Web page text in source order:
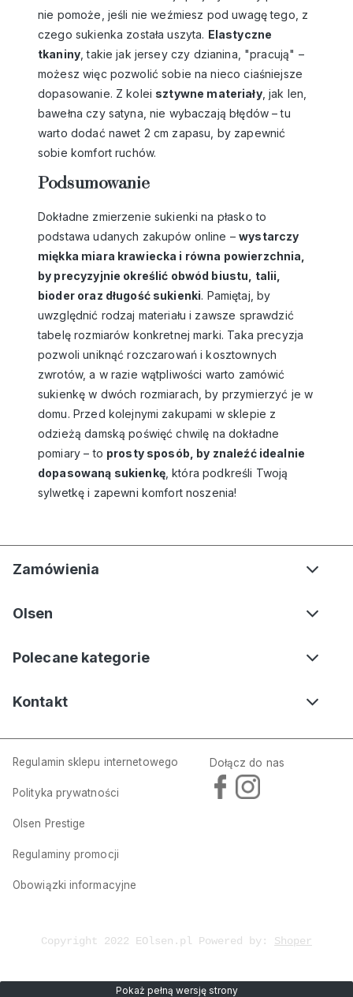
nie pomoże, jeśli nie weźmiesz pod uwagę tego, z
czego sukienka została uszyta. Elastyczne
tkaniny , takie jak jersey czy dzianina, "pracują" –
możesz więc pozwolić sobie na nieco ciaśniejsze
dopasowanie. Z kolei sztywne materiały, jak len,
bawełna czy satyna, nie wybaczają błędów – tu
warto dodać nawet 2 cm zapasu, by zapewnić
sobie komfort ruchów.
Podsumowanie
Dokładne zmierzenie sukienki na płasko to
podstawa udanych zakupów online –wystarczy
miękka miara krawiecka i równa powierzchnia,
by precyzyjnie określić obwód biustu, talii,
bioder oraz długość sukienki. Pamiętaj, by
uwzględnić rodzaj materiału i zawsze sprawdzić
tabelę rozmiarów konkretnej marki. Taka precyzja
pozwoli uniknąć rozczarowań i kosztownych
zwrotów, a w razie wątpliwości warto zamówić
sukienkę w dwóch rozmiarach, by przymierzyć je w
domu. Przed kolejnymi zakupami w sklepie z
odzieżą damską poświęć chwilę na dokładne
pomiary – to prosty sposób, by znaleźć idealnie
dopasowaną sukienkę, która podkreśli Twoją
sylwetkę i zapewni komfort noszenia!
Zamówienia
Olsen
Polecane kategorie
Kontakt
Regulamin sklepu internetowego
Polityka prywatności
Olsen Prestige
Regulaminy promocji
Obowiązki informacyjne
Dołącz do nas
Copyright 2022 EOlsen.pl Powered by: Shoper
Pokaż pełną wersję strony